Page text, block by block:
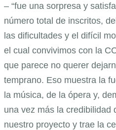
– “fue una sorpresa y
número total de inscritos,
las dificultades y el difícil
el cual convivimos con la
que parece no querer
temprano. Eso muestra la
la música, de la ópera y,
una vez más la credibilidad
nuestro proyecto y trae la